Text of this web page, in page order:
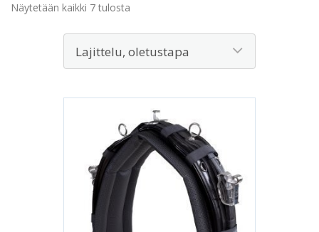
Näytetään kaikki 7 tulosta